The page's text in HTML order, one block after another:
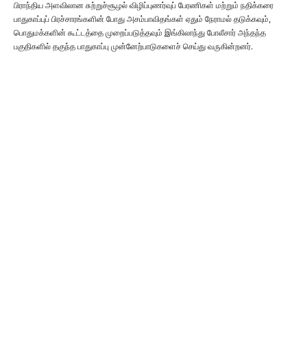
பிராந்திய அளவிலான சுற்றுச்சூழல் விழிப்புணர்வுப் பேரணிகள் மற்றும் நதிக்கரை
பாதுகாப்புப் பிரச்சாரங்களின் போது அசம்பாவிதங்கள் ஏதும் நேராமல் தடுக்கவும்,
பொதுமக்களின் கூட்டத்தை முறைப்படுத்தவும் இங்கிலாந்து போலீசார் அந்தந்த
பகுதிகளில் தகுந்த பாதுகாப்பு முன்னேற்பாடுகளைச் செய்து வருகின்றனர்.